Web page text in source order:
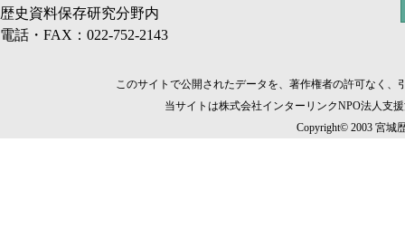
歴史資料保存研究分野内
電話・FAX：022-752-2143
このサイトで公開されたデータを、著作権者の許可なく
当サイトは株式会社インターリンクNPO法人支
Copyright© 2003 宮城